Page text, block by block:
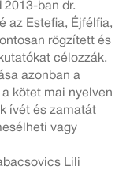
2013-ban dr.
az Estefia, Éjfélfia,
rögzített és
célozzák.
azonban a
kötet mai nyelven
ívét és zamatát
vagy
Lili